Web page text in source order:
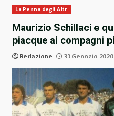
La Penna degli Altri
Maurizio Schillaci e
piacque ai compagni
Redazione 30 Gennaio 2020